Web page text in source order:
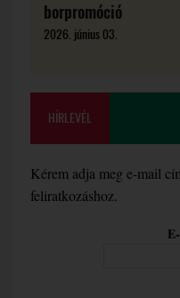
borpromóció
2026. június 03.
HÍRLEVÉL
Kérem adja meg e-mail
feliratkozáshoz.